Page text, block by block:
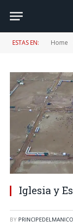
ESTAS EN: Home
Iglesia y
BY